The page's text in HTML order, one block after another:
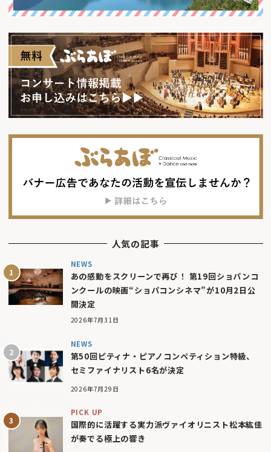
人気の記事
NEWS
あの感動をスクリーンで再び！ 第19回ショパンコ
ンクールの映画“ショパコンシネマ”が10月2日公
開決定
2026年7月31日
NEWS
第50回ピティナ・ピアノコンペティション特級、
セミファイナリスト6名が決定
2026年7月29日
PICK UP
国際的に活躍する実力派ヴァイオリニスト松本紘佳
が奏でる極上の響き